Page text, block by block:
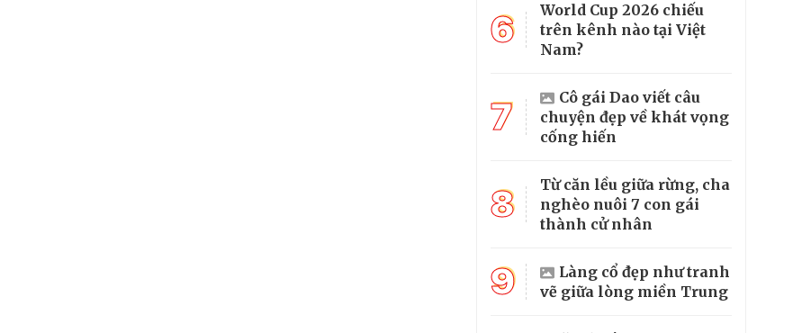
6
World Cup 2026 chiếu
trên kênh nào tại Việt
Nam?
7
Cô gái Dao viết câu
chuyện đẹp về khát vọng
cống hiến
8
Từ căn lều giữa rừng, cha
nghèo nuôi 7 con gái
thành cử nhân
9
Làng cổ đẹp như tranh
vẽ giữa lòng miền Trung